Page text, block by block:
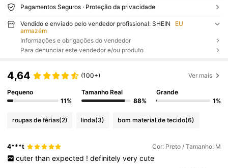
Pagamentos Seguros · Proteção da privacidade
Vendido e enviado pelo vendedor profissional: SHEIN
EU
armazém
Informações e obrigações do vendedor
Para denunciar este vendedor e/ou produto
4,64 (100+) Ver mais
Pequeno
11%
Tamanho Real
88%
Grande
1%
roupas de férias(2) linda(3) bom material de tecido(6)
4***t Cor: Preto / Tamanho: M
cuter than expected ! definitely very cute